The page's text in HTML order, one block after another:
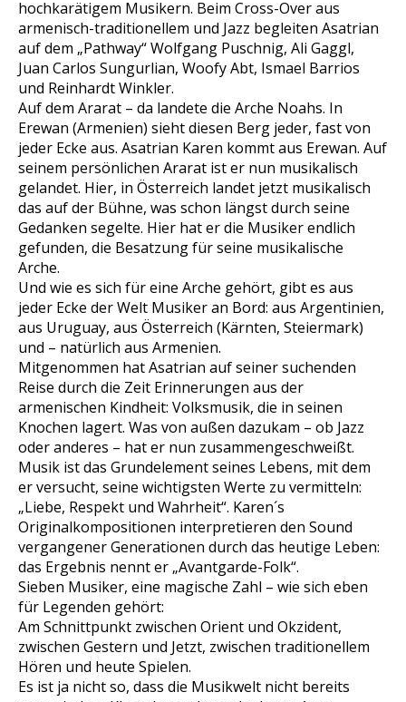
hochkarätigem Musikern. Beim Cross-Over aus
armenisch-traditionellem und Jazz begleiten Asatrian
auf dem „Pathway“ Wolfgang Puschnig, Ali Gaggl,
Juan Carlos Sungurlian, Woofy Abt, Ismael Barrios
und Reinhardt Winkler.
Auf dem Ararat – da landete die Arche Noahs. In
Erewan (Armenien) sieht diesen Berg jeder, fast von
jeder Ecke aus. Asatrian Karen kommt aus Erewan. Auf
seinem persönlichen Ararat ist er nun musikalisch
gelandet. Hier, in Österreich landet jetzt musikalisch
das auf der Bühne, was schon längst durch seine
Gedanken segelte. Hier hat er die Musiker endlich
gefunden, die Besatzung für seine musikalische
Arche.
Und wie es sich für eine Arche gehört, gibt es aus
jeder Ecke der Welt Musiker an Bord: aus Argentinien,
aus Uruguay, aus Österreich (Kärnten, Steiermark)
und – natürlich aus Armenien.
Mitgenommen hat Asatrian auf seiner suchenden
Reise durch die Zeit Erinnerungen aus der
armenischen Kindheit: Volksmusik, die in seinen
Knochen lagert. Was von außen dazukam – ob Jazz
oder anderes – hat er nun zusammengeschweißt.
Musik ist das Grundelement seines Lebens, mit dem
er versucht, seine wichtigsten Werte zu vermitteln:
„Liebe, Respekt und Wahrheit“. Karen´s
Originalkompositionen interpretieren den Sound
vergangener Generationen durch das heutige Leben:
das Ergebnis nennt er „Avantgarde-Folk“.
Sieben Musiker, eine magische Zahl – wie sich eben
für Legenden gehört:
Am Schnittpunkt zwischen Orient und Okzident,
zwischen Gestern und Jetzt, zwischen traditionellem
Hören und heute Spielen.
Es ist ja nicht so, dass die Musikwelt nicht bereits